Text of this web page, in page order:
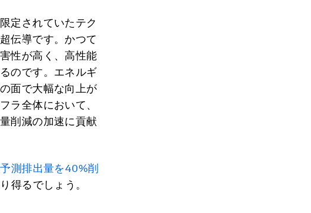
定されていたテク
伝導です。かつて
性が高く、高性能
のです。エネルギ
面で大幅な向上が
ラ全体において、
削減の加速に貢献
測排出量を40%削
得るでしょう。